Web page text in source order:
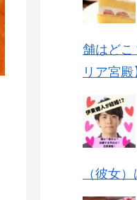
舗はどこ
リア宮殿
（彼女